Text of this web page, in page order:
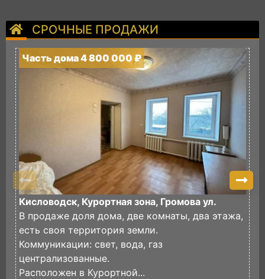
СРОЧНЫЕ ПРОДАЖИ
Часть дома 4 800 000 ₽
Кисловодск, Курортная зона, Громова ул.
В продаже доля дома, две комнаты, два этажа,
есть своя территория земли.
Коммуникации: свет, вода, газ
централизованные.
Расположен в Курортной...